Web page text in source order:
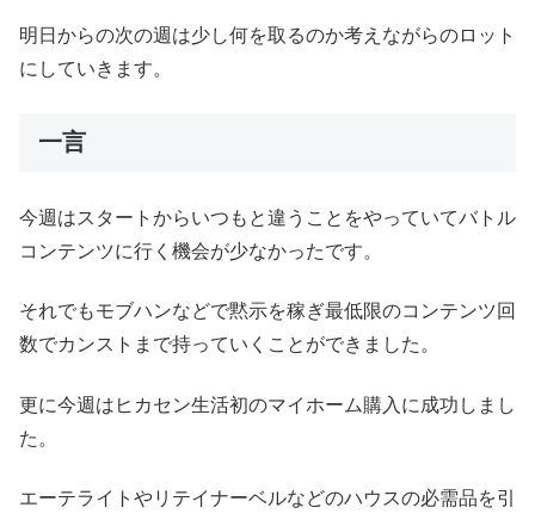
明日からの次の週は少し何を取るのか考えながらのロット
にしていきます。
一言
今週はスタートからいつもと違うことをやっていてバトル
コンテンツに行く機会が少なかったです。
それでもモブハンなどで黙示を稼ぎ最低限のコンテンツ回
数でカンストまで持っていくことができました。
更に今週はヒカセン生活初のマイホーム購入に成功しまし
た。
エーテライトやリテイナーベルなどのハウスの必需品を引